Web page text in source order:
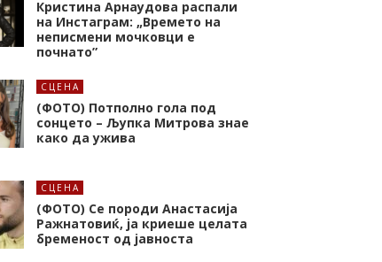
Кристина Арнаудова распали
на Инстаграм: „Времето на
неписмени мочковци е
почнато”
СЦЕНА
(ФОТО) Потполно гола под
сонцето – Љупка Митрова знае
како да ужива
СЦЕНА
(ФОТО) Се породи Анастасија
Ражнатовиќ, ја криеше целата
бременост од јавноста